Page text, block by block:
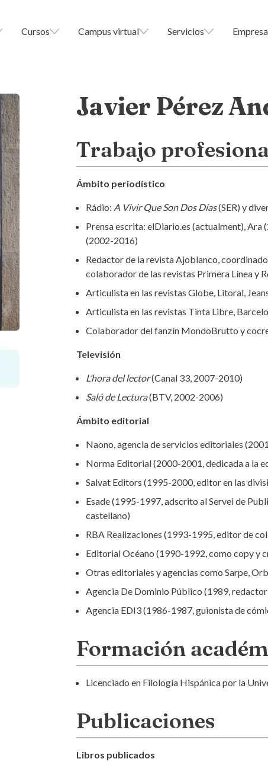
Cursos Campus virtual Servicios
Javier Pérez
Trabajo
Ámbito periodístico
Rádio: A Vivir Que Son Dos Días(SER) y
Prensa escrita: elDiario.es (actualment),
(2002-2016)
Redactor de la revista Ajoblanco,
colaborador de las revistas Primera Línea y
Articulista en las revistas Globe, Litoral,
Articulista en las revistas Tinta Libre,
Colaborador del fanzín MondoBrutto y
Televisión
L’hora del lector(Canal 33, 2007-2010)
Saló de Lectura(BTV, 2002-2006)
Ámbito editorial
Naono, agencia de servicios editoriales
Norma Editorial (2000-2001, dedicada a la
Salvat Editors (1995-2000, editor en las
Esade (1995-1997, adscrito al Servei de
castellano)
RBA Realizaciones (1993-1995, editor de
Editorial Océano (1990-1992, como copy y
Otras editoriales y agencias como Sarpe,
Agencia De Dominio Público (1989,
Agencia EDI3 (1986-1987, guionista de
Formación
Licenciado en Filología Hispánica por la
Publicaciones
Libros publicados